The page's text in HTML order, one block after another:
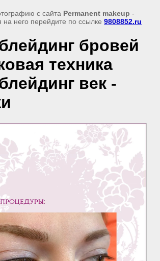
с сайта Permanent makeup -
на него перейдите по ссылке 9808852.ru
бровей
техника
век -